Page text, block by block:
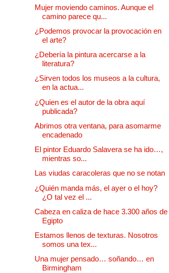
Mujer moviendo caminos. Aunque el
camino parece qu...
¿Podemos provocar la provocación en
el arte?
¿Debería la pintura acercarse a la
literatura?
¿Sirven todos los museos a la cultura,
en la actua...
¿Quien es el autor de la obra aquí
publicada?
Abrimos otra ventana, para asomarme
encadenado
El pintor Eduardo Salavera se ha ido…,
mientras so...
Las viudas caracoleras que no se notan
¿Quién manda más, el ayer o el hoy?
¿O tal vez el ...
Cabeza en caliza de hace 3.300 años de
Egipto
Estamos llenos de texturas. Nosotros
somos una tex...
Una mujer pensado… soñando… en
Birmingham